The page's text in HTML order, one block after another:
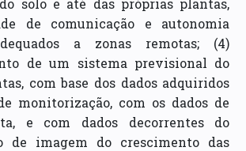
de comunicação e autonomia
a zonas remotas; (4)
de um sistema previsional do
com base dos dados adquiridos
monitorização, com os dados de
e com dados decorrentes do
de imagem do crescimento das